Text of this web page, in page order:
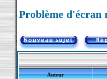
Problème d'écran
Auteur